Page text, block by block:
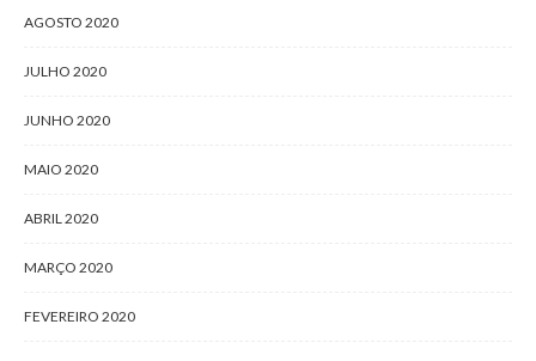
AGOSTO 2020
JULHO 2020
JUNHO 2020
MAIO 2020
ABRIL 2020
MARÇO 2020
FEVEREIRO 2020